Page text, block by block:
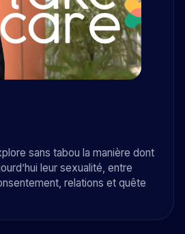
sans tabou la manière dont
leur sexualité, entre
relations et quête